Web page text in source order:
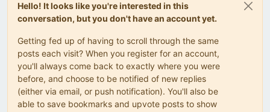
Hello! It looks like you're interested in this
conversation, but you don't have an account yet.
Getting fed up of having to scroll through the same
posts each visit? When you register for an account,
you'll always come back to exactly where you were
before, and choose to be notified of new replies
(either via email, or push notification). You'll also be
able to save bookmarks and upvote posts to show